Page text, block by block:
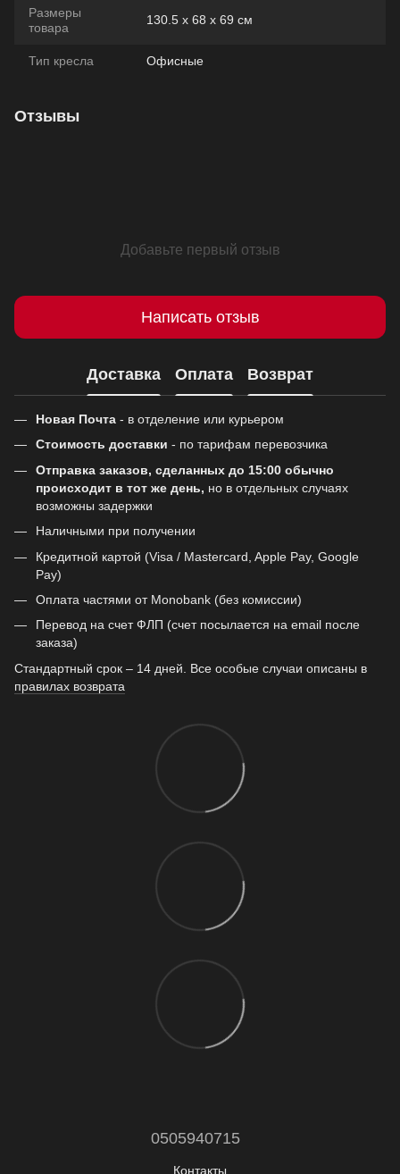
Размеры
товара
130.5 х 68 х 69 см
Тип кресла Офисные
Отзывы
Добавьте первый отзыв
Написать отзыв
Доставка Оплата Возврат
Новая Почта - в отделение или курьером
Стоимость доставки - по тарифам перевозчика
Отправка заказов, сделанных до 15:00 обычно
происходит в тот же день, но в отдельных случаях
возможны задержки
Наличными при получении
Кредитной картой (Visa / Mastercard, Apple Pay, Google
Pay)
Оплата частями от Monobank (без комиссии)
Перевод на счет ФЛП (счет посылается на email после
заказа)
Стандартный срок – 14 дней. Все особые случаи описаны в
правилах возврата
0505940715
Контакты